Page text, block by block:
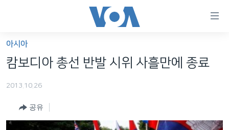
가
능
인
VOD
라디오
프로그램
아시아
캄보디아 총선 반발 시위 사흘만에 종료
2013.10.26
공유